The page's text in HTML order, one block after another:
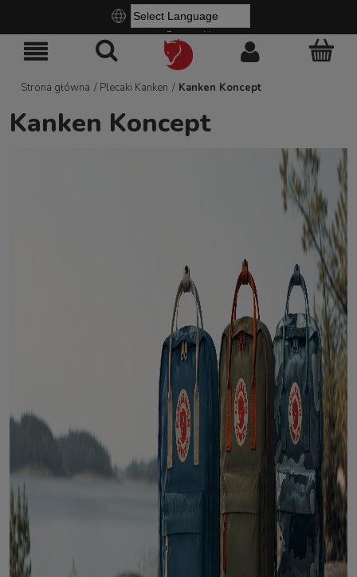
Powered by
Strona główna / Plecaki Kanken / Kanken Koncept
Kanken Koncept